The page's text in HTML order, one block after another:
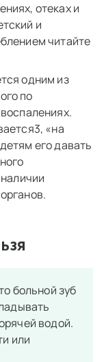
отеках и
и
читайте
одним из
по
«на
его давать
больной зуб
водой.
или